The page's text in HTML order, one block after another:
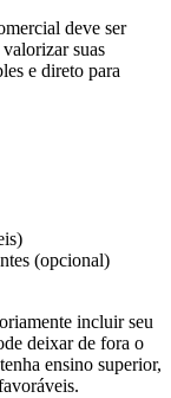
deve ser
suas
e direto para
(opcional)
incluir seu
deixar de fora o
ensino superior,